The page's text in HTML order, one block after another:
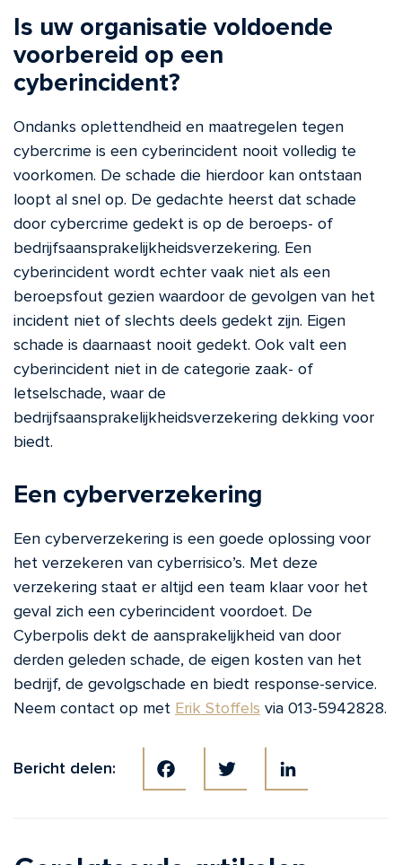
Is uw organisatie voldoende
voorbereid op een
cyberincident?
Ondanks oplettendheid en maatregelen tegen
cybercrime is een cyberincident nooit volledig te
voorkomen. De schade die hierdoor kan ontstaan
loopt al snel op. De gedachte heerst dat schade
door cybercrime gedekt is op de beroeps- of
bedrijfsaansprakelijkheidsverzekering. Een
cyberincident wordt echter vaak niet als een
beroepsfout gezien waardoor de gevolgen van het
incident niet of slechts deels gedekt zijn. Eigen
schade is daarnaast nooit gedekt. Ook valt een
cyberincident niet in de categorie zaak- of
letselschade, waar de
bedrijfsaansprakelijkheidsverzekering dekking voor
biedt.
Een cyberverzekering
Een cyberverzekering is een goede oplossing voor
het verzekeren van cyberrisico’s. Met deze
verzekering staat er altijd een team klaar voor het
geval zich een cyberincident voordoet. De
Cyberpolis dekt de aansprakelijkheid van door
derden geleden schade, de eigen kosten van het
bedrijf, de gevolgschade en biedt response-service.
Neem contact op met Erik Stoffels via 013-5942828.
Bericht delen: